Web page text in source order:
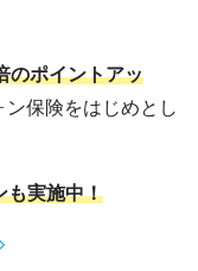
のポイントアッ
保険をはじめとし
も実施中！